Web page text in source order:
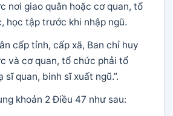
nơi giao quân hoặc cơ quan, tổ
học tập trước khi nhập ngũ.
cấp tỉnh, cấp xã, Ban chỉ huy
và cơ quan, tổ chức phải tổ
quan, binh sĩ xuất ngũ.”.
khoản 2 Điều 47 như sau: